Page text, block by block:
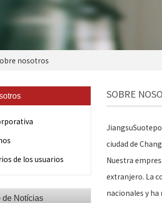
nosotros
SOBRE
ciudad de
Nuestra
extranjero. La
nacionales y
de los usuarios
de Notícias